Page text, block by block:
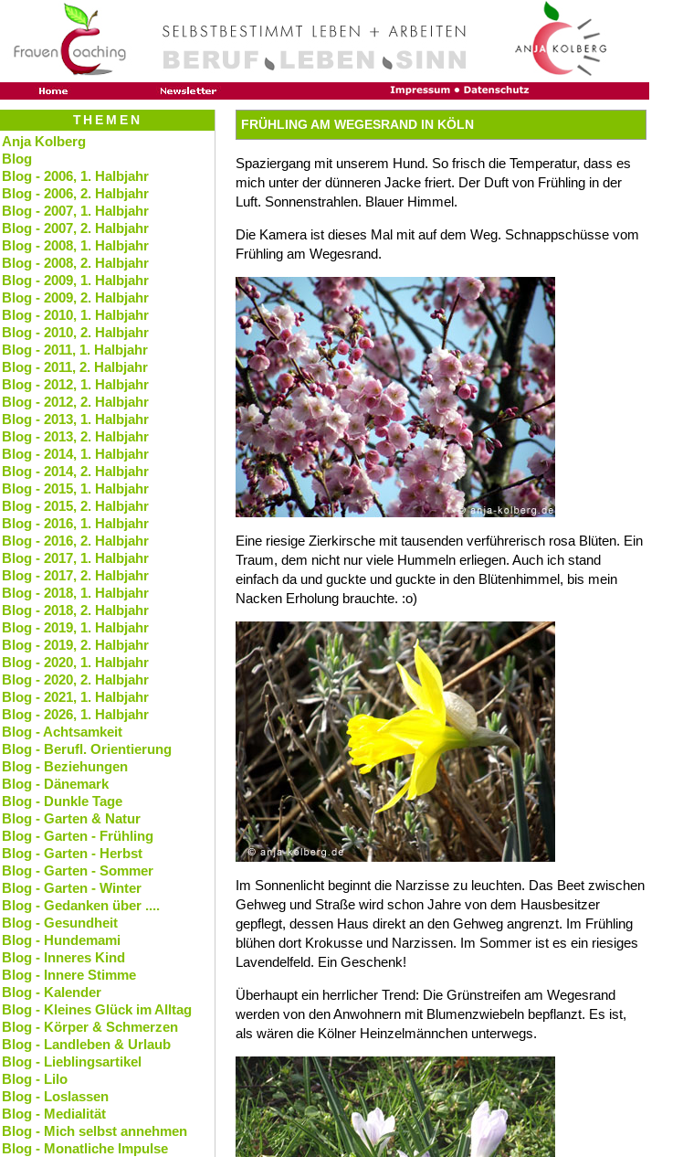
FRÜHLING AM WEGESRAND IN KÖLN
Spaziergang mit unserem Hund. So frisch die Temperatur, dass es
mich unter der dünneren Jacke friert. Der Duft von Frühling in der
Luft. Sonnenstrahlen. Blauer Himmel.
Die Kamera ist dieses Mal mit auf dem Weg. Schnappschüsse vom
Frühling am Wegesrand.
Eine riesige Zierkirsche mit tausenden verführerisch rosa Blüten. Ein
Traum, dem nicht nur viele Hummeln erliegen. Auch ich stand
einfach da und guckte und guckte in den Blütenhimmel, bis mein
Nacken Erholung brauchte. :o)
Im Sonnenlicht beginnt die Narzisse zu leuchten. Das Beet zwischen
Gehweg und Straße wird schon Jahre von dem Hausbesitzer
gepflegt, dessen Haus direkt an den Gehweg angrenzt. Im Frühling
blühen dort Krokusse und Narzissen. Im Sommer ist es ein riesiges
Lavendelfeld. Ein Geschenk!
Überhaupt ein herrlicher Trend: Die Grünstreifen am Wegesrand
werden von den Anwohnern mit Blumenzwiebeln bepflanzt. Es ist,
als wären die Kölner Heinzelmännchen unterwegs.
THEMEN
Anja Kolberg
Blog
Blog - 2006, 1. Halbjahr
Blog - 2006, 2. Halbjahr
Blog - 2007, 1. Halbjahr
Blog - 2007, 2. Halbjahr
Blog - 2008, 1. Halbjahr
Blog - 2008, 2. Halbjahr
Blog - 2009, 1. Halbjahr
Blog - 2009, 2. Halbjahr
Blog - 2010, 1. Halbjahr
Blog - 2010, 2. Halbjahr
Blog - 2011, 1. Halbjahr
Blog - 2011, 2. Halbjahr
Blog - 2012, 1. Halbjahr
Blog - 2012, 2. Halbjahr
Blog - 2013, 1. Halbjahr
Blog - 2013, 2. Halbjahr
Blog - 2014, 1. Halbjahr
Blog - 2014, 2. Halbjahr
Blog - 2015, 1. Halbjahr
Blog - 2015, 2. Halbjahr
Blog - 2016, 1. Halbjahr
Blog - 2016, 2. Halbjahr
Blog - 2017, 1. Halbjahr
Blog - 2017, 2. Halbjahr
Blog - 2018, 1. Halbjahr
Blog - 2018, 2. Halbjahr
Blog - 2019, 1. Halbjahr
Blog - 2019, 2. Halbjahr
Blog - 2020, 1. Halbjahr
Blog - 2020, 2. Halbjahr
Blog - 2021, 1. Halbjahr
Blog - 2026, 1. Halbjahr
Blog - Achtsamkeit
Blog - Berufl. Orientierung
Blog - Beziehungen
Blog - Dänemark
Blog - Dunkle Tage
Blog - Garten & Natur
Blog - Garten - Frühling
Blog - Garten - Herbst
Blog - Garten - Sommer
Blog - Garten - Winter
Blog - Gedanken über ....
Blog - Gesundheit
Blog - Hundemami
Blog - Inneres Kind
Blog - Innere Stimme
Blog - Kalender
Blog - Kleines Glück im Alltag
Blog - Körper & Schmerzen
Blog - Landleben & Urlaub
Blog - Lieblingsartikel
Blog - Lilo
Blog - Loslassen
Blog - Medialität
Blog - Mich selbst annehmen
Blog - Monatliche Impulse